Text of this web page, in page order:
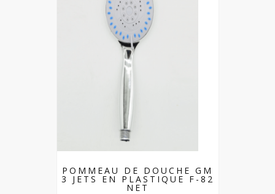
POMMEAU DE DOUCHE GM
3 JETS EN PLASTIQUE F-82
NET